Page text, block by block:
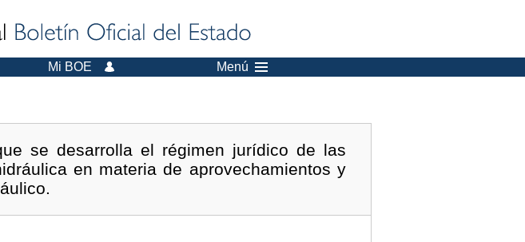
Mi BOE Menú
se desarrolla el régimen jurídico de las
en materia de aprovechamientos y